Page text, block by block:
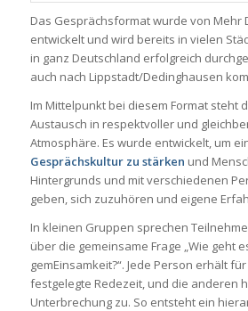
Das Gesprächsformat wurde von Mehr
entwickelt und wird bereits in vielen
in ganz Deutschland erfolgreich
auch nach Lippstadt/Dedinghausen
Im Mittelpunkt bei diesem Format steht
Austausch in respektvoller und
Atmosphäre. Es wurde entwickelt, um
Gesprächskultur zu stärken und
Hintergrunds und mit verschiedenen
geben, sich zuzuhören und eigene
In kleinen Gruppen sprechen
über die gemeinsame Frage „Wie geht
gemEinsamkeit?“. Jede Person erhält
festgelegte Redezeit, und die anderen
Unterbrechung zu. So entsteht ein